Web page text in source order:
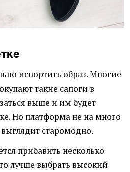
испортить образ. Многие
такие сапоги в
выше и им будет
Но платформа не на много
старомодно.
прибавить несколько
лучше выбрать высокий